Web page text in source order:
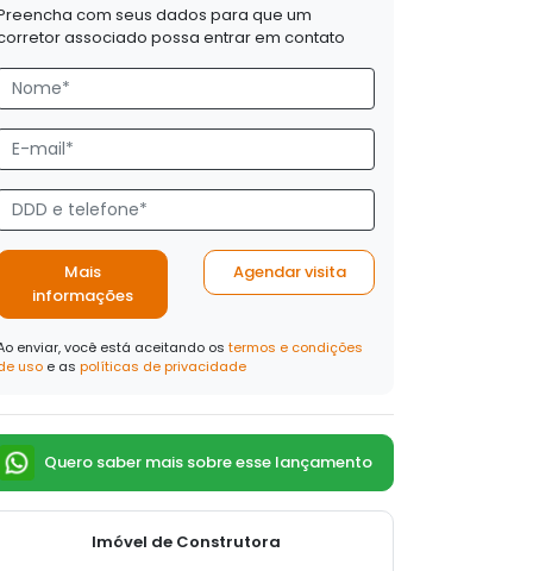
com seus dados para que um
associado possa entrar em contato
Mais
informações
Agendar visita
enviar, você está aceitando os termos e condições
uso e as políticas de privacidade
Quero saber mais sobre esse lançamento
Imóvel de Construtora